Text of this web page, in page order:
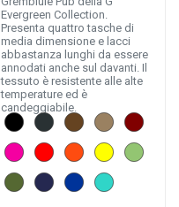
Evergreen Collection.
Presenta quattro tasche di
media dimensione e lacci
abbastanza lunghi da essere
annodati anche sul davanti. Il
tessuto è resistente alle alte
temperature ed è
candeggiabile.